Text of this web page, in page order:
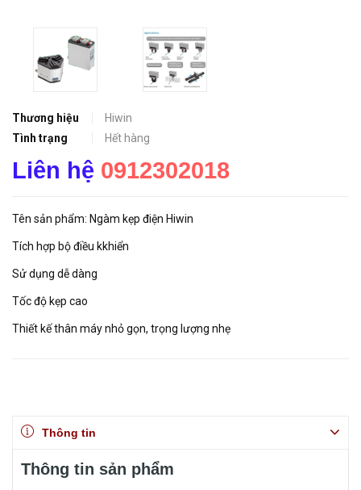
Thương hiệu
Hiwin
Tình trạng
Hết hàng
Liên hệ 0912302018
Tên sản phẩm: Ngàm kẹp điện Hiwin
Tích hợp bộ điều kkhiển
Sử dụng dễ dàng
Tốc độ kẹp cao
Thiết kế thân máy nhỏ gọn, trọng lượng nhẹ
Thông tin
Thông tin sản phẩm